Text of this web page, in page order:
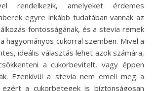
rendelkezik, amelyeket érdemes
egyre inkább tudatában vannak az
fontosságának, és a stevia remek
hagyományos cukorral szemben. Mivel a
ideális választás lehet azok számára,
a cukorbevitelt, vagy éppen
Ezenkívül a stevia nem emeli meg a
a cukorbetegek is biztonságosan